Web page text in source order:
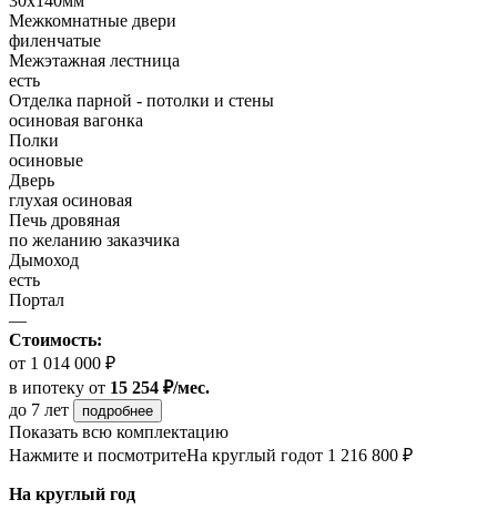
Межкомнатные двери
филенчатые
Межэтажная лестница
есть
Отделка парной - потолки и стены
осиновая вагонка
Полки
осиновые
Дверь
глухая осиновая
Печь дровяная
по желанию заказчика
Дымоход
есть
Портал
—
Стоимость:
от 1 014 000 ₽
в ипотеку от 15 254 ₽/мес.
до 7 лет
подробнее
Показать всю комплектацию
Нажмите и посмотритеНа круглый годот 1 216 800 ₽
На круглый год